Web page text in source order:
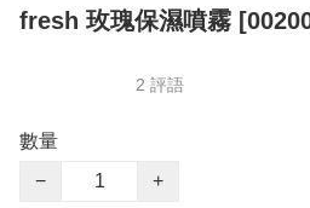
fresh 玫瑰保濕噴霧
2 評語
數量
−
+